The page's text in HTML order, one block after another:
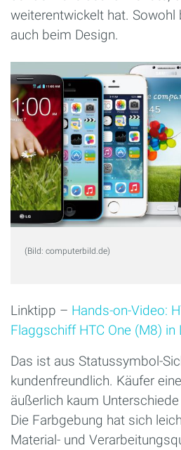
weiterentwickelt hat. Sowohl
auch beim Design.
(Bild: computerbild.de)
Linktipp – Hands-on-Video:
Flaggschiff HTC One (M8) in
Das ist aus Statussymbol-
kundenfreundlich. Käufer
äußerlich kaum
Die Farbgebung hat sich
Material- und